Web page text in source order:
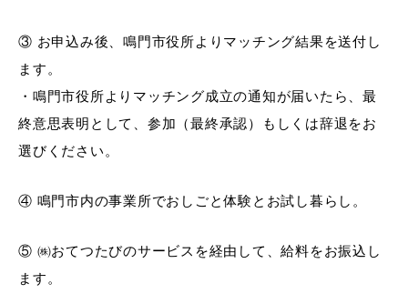
③ お申込み後、鳴門市役所よりマッチング結果を送付し
ます。
・鳴門市役所よりマッチング成立の通知が届いたら、最
終意思表明として、参加（最終承認）もしくは辞退をお
選びください。
④ 鳴門市内の事業所でおしごと体験とお試し暮らし。
⑤ ㈱おてつたびのサービスを経由して、給料をお振込し
ます。